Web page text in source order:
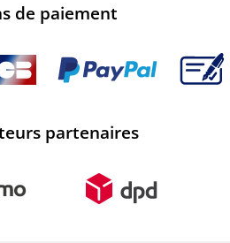
de paiement
partenaires